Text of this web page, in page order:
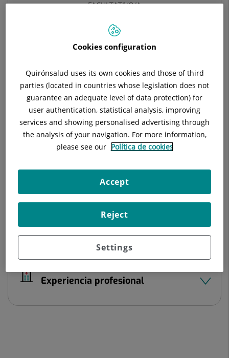
FACULTATIVO/A
RADIODIAGNÓSTICO
Pedir cita
Pide cita con este profesional en otros hospitales:
Hospital Universitari Sagrat Cor
C/ Viladomat, 288
08029 Barcelona
Datos del profesional
Experiencia profesional
Cookies configuration
Quirónsalud uses its own cookies and those of third
parties (located in countries whose legislation does not
guarantee an adequate level of data protection) for
user authentication, statistical analysis, improving
services and showing personalised advertising through
the analysis of your navigation. For more information,
please see our Política de cookies
Settings
Reject
Accept